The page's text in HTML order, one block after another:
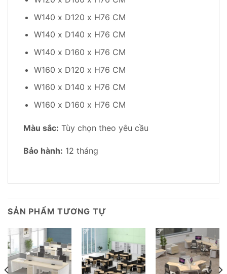
W140 x D120 x H76 CM
W140 x D140 x H76 CM
W140 x D160 x H76 CM
W160 x D120 x H76 CM
W160 x D140 x H76 CM
W160 x D160 x H76 CM
Màu sắc: Tùy chọn theo yêu cầu
Bảo hành: 12 tháng
SẢN PHẨM TƯƠNG TỰ